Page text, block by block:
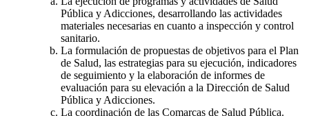
Pública y Adicciones, desarrollando las actividades
materiales necesarias en cuanto a inspección y control
sanitario.
La formulación de propuestas de objetivos para el Plan
de Salud, las estrategias para su ejecución, indicadores
de seguimiento y la elaboración de informes de
evaluación para su elevación a la Dirección de Salud
Pública y Adicciones.
La coordinación de las Comarcas de Salud Pública.